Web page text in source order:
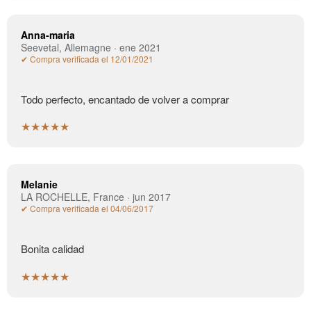
Anna-maria
Seevetal, Allemagne · ene 2021
✔ Compra verificada el 12/01/2021
Todo perfecto, encantado de volver a comprar
★★★★★
Melanie
LA ROCHELLE, France · jun 2017
✔ Compra verificada el 04/06/2017
Bonita calidad
★★★★★